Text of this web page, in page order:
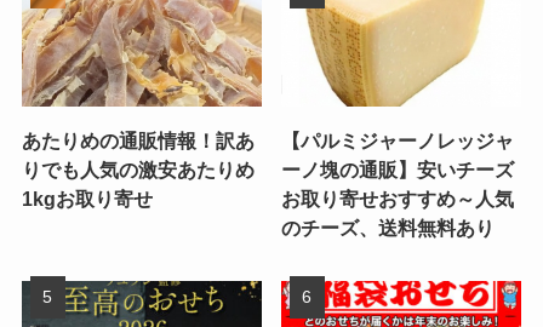
あたりめの通販情報！訳あ
りでも人気の激安あたりめ
1kgお取り寄せ
【パルミジャーノレッジャ
ーノ塊の通販】安いチーズ
お取り寄せおすすめ～人気
のチーズ、送料無料あり